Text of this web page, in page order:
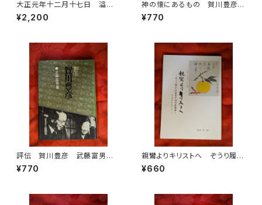
大正元年十二月十七日 溢恩
記 賀川豊彦 賀川豊彦記念・
松沢資料館刊
¥2,200
神の懐にあるもの 賀川豊彦
賀川事業団雲柱社 昭和50年
¥770
評伝 賀川豊彦 武藤富男
キリスト教新聞社 1981年刊
¥770
親鸞よりキリストへ ぞうり履き
の伝道者升崎外彦物語（賀川豊
彦を巡る人々1） 田中芳三 ク
¥660